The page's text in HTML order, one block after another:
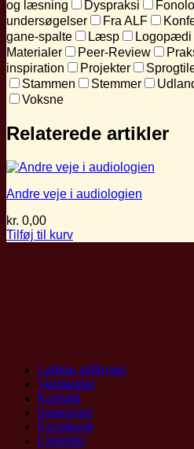
og læsning
Dyspraksi
undersøgelser
Fra ALF
gane-spalte
Læsp Logopædi
Materialer
Peer-Review
inspiration
Projekter
Stammen
Stemmer
Voksne
Relaterede artikler
Andre veje i audiologien
kr. 0,00
Tilføj til kurv
Ledige stillinger
Vedtægter
Kontakt
Instagram
Facebook
LinkedIn